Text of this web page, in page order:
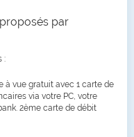
par
:
à vue gratuit avec 1 carte de
via votre PC, votre
2ème carte de débit